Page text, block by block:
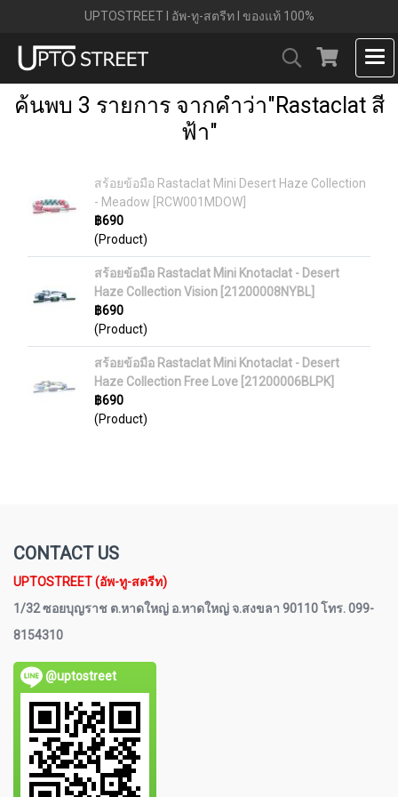
UPTOSTREET l อัพ-ทู-สตรีท l ของแท้ 100%
ค้นพบ 3 รายการ จากคำว่า"Rastaclat สี
ฟ้า"
สร้อยข้อมือ Rastaclat Mini Desert Haze Collection
- Meadow [RCW001MDOW]
฿690
(Product)
สร้อยข้อมือ Rastaclat Mini Knotaclat - Desert
Haze Collection Vision [21200008NYBL]
฿690
(Product)
สร้อยข้อมือ Rastaclat Mini Knotaclat - Desert
Haze Collection Free Love [21200006BLPK]
฿690
(Product)
CONTACT US
UPTOSTREET (อัพ-ทู-สตรีท)
1/32 ซอยบุญราช ต.หาดใหญ่ อ.หาดใหญ่ จ.สงขลา 90110 โทร. 099-
8154310
@uptostreet